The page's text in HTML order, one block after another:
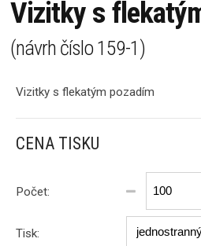
Vizitky s
(návrh číslo159-1)
Vizitky s flekatým pozadím
CENA TISKU
Počet:
Tisk: